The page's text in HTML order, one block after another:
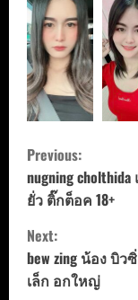
C
o
n
t
Previous:
nugning
ยั่ว ติ๊กต็อค 18+
Next:
bew zing น้อง บิ
เล็ก อกใหญ่